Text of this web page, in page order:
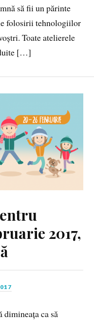
să fii un părinte
folosirii tehnologiilor
Toate atelierele
[…]
2017,
dimineața ca să